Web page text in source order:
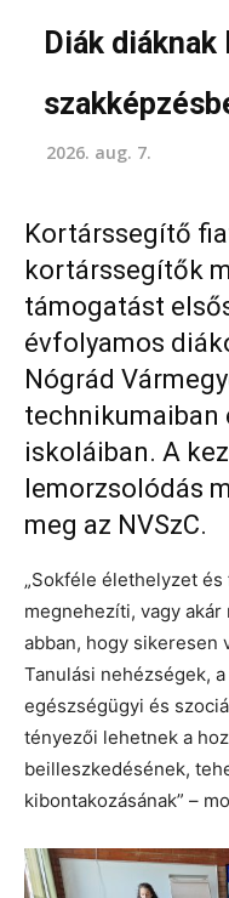
Diák
2026. aug. 7.
Kortárssegítő
kortárssegítők
támogatást
évfolyamos
Nógrád
technikumaiban
iskoláiban. A
lemorzsolódás
meg az NVSzC.
„Sokféle élethelyzet
megnehezíti, vagy
abban, hogy sikeresen
Tanulási nehézségek,
egészségügyi és
tényezői lehetnek a
beilleszkedésének,
kibontakozásának” –